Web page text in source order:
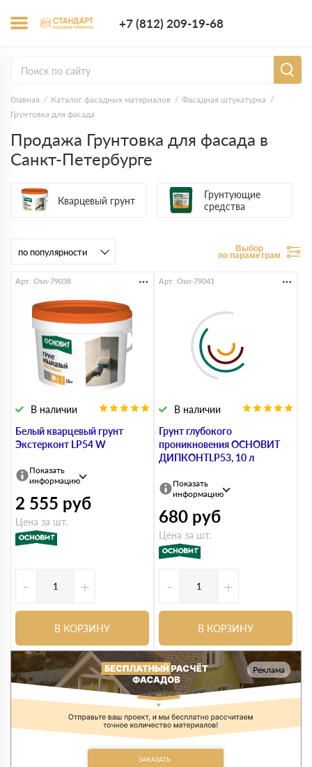
+7 (812) 209-19-68
Главная Каталог фасадных материалов
Фасадная штукатурка
Грунтовка для фасада
Продажа Грунтовка для фасада в
Санкт-Петербурге
Кварцевый грунт
Грунтующие
средства
Выбор
по параметрам
Белый кварцевый грунт
Экстерконт LP54 W
В наличии
Арт. Osn-79038
Показать
информацию
2 555 руб
Цена за шт.
- +
В КОРЗИНУ
Грунт глубокого
проникновения ОСНОВИТ
ДИПКОНТLP53, 10 л
В наличии
Арт. Osn-79041
Показать
информацию
680 руб
Цена за шт.
- +
В КОРЗИНУ
Реклама